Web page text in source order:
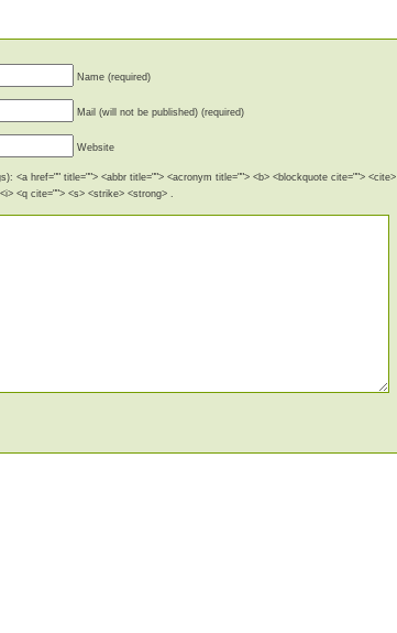
Name (required)
Mail (will not be published) (required)
Website
<a href="" title=""> <abbr title=""> <acronym title=""> <b> <blockquote cite=""> <cite>
<q cite=""> <s> <strike> <strong> .